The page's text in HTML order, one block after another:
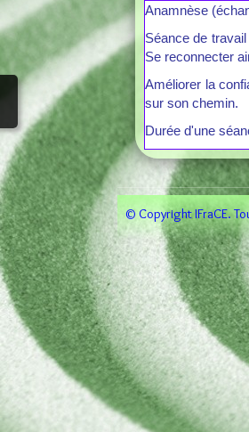
Anamnèse
Séance de
Se reconnecter
Améliorer la
sur son chemin.
Durée d'une
© Copyright IFraCE.